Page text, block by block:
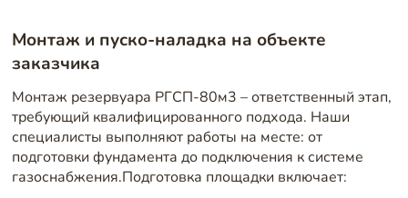
Монтаж и пуско-наладка на объекте
заказчика
Монтаж резервуара РГСП-80м3 – ответственный этап,
требующий квалифицированного подхода. Наши
специалисты выполняют работы на месте: от
подготовки фундамента до подключения к системе
газоснабжения.Подготовка площадки включает: